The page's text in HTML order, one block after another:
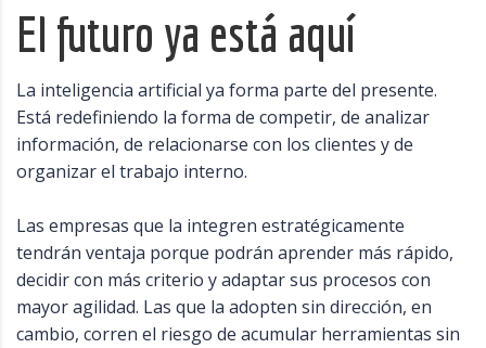
El futuro ya está aquí
La inteligencia artificial ya forma parte del presente.
Está redefiniendo la forma de competir, de analizar
información, de relacionarse con los clientes y de
organizar el trabajo interno.
Las empresas que la integren estratégicamente
tendrán ventaja porque podrán aprender más rápido,
decidir con más criterio y adaptar sus procesos con
mayor agilidad. Las que la adopten sin dirección, en
cambio, corren el riesgo de acumular herramientas sin